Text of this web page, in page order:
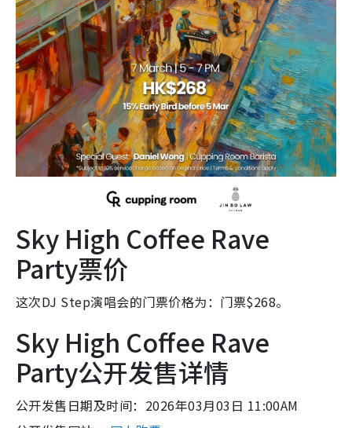
Sky High Coffee Rave
Party票价
这次DJ Step演唱会的门票价格为：门票$268。
Sky High Coffee Rave
Party公开发售详情
公开发售日期及时间：2026年03月03日 11:00AM